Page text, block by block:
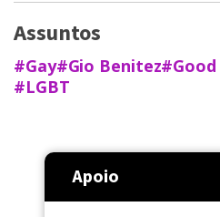
Assuntos
#Gay#Gio Benitez
#LGBT
Apoio